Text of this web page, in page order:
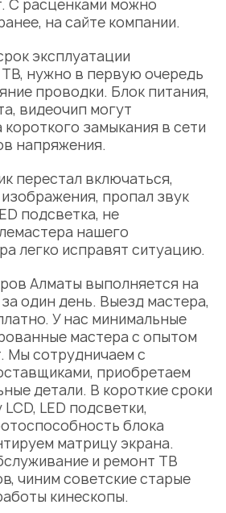
С расценками можно
на сайте компании.
эксплуатации
нужно в первую очередь
проводки. Блок питания,
видеочип могут
замыкания в сети
напряжения.
перестал включаться,
пропал звук
подсветка, не
нашего
легко исправят ситуацию.
Алматы выполняется на
один день. Выезд мастера,
У нас минимальные
мастера с опытом
Мы сотрудничаем с
приобретаем
детали. В короткие сроки
LED подсветки,
блока
матрицу экрана.
и ремонт ТВ
чиним советские старые
кинескопы.